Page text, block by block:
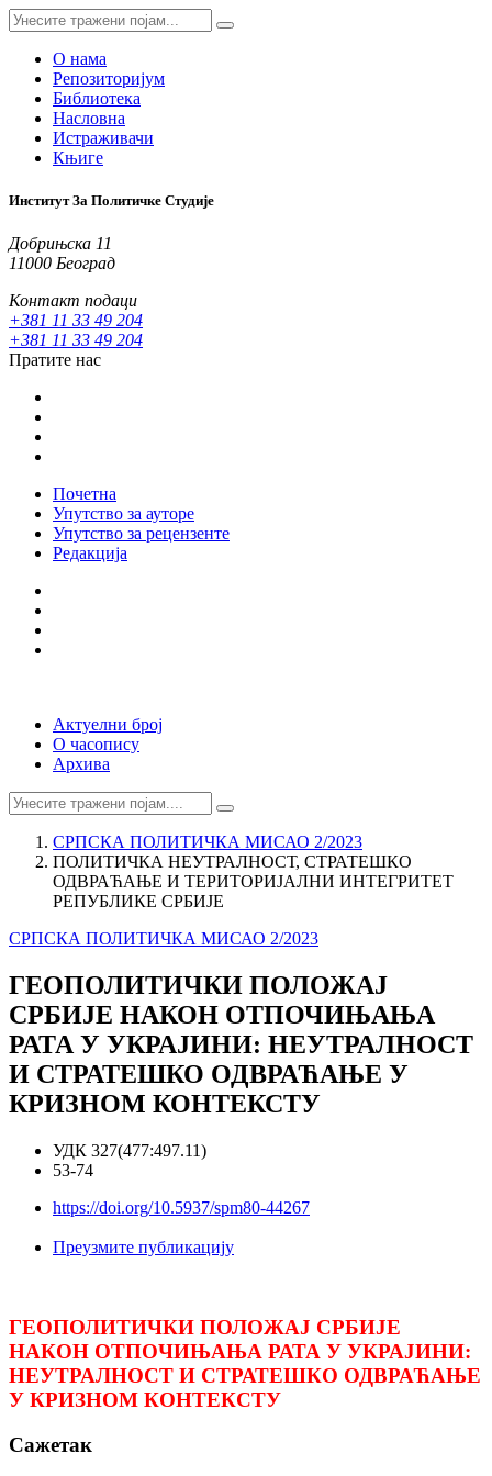
О нама
Репозиторијум
Библиотека
Насловна
Истраживачи
Књиге
Институт За Политичке Студије
Добрињска 11
11000 Београд
Контакт подаци
+381 11 33 49 204
+381 11 33 49 204
Пратите нас
Почетна
Упутство за ауторе
Упутство за рецензенте
Редакција
Актуелни број
О часопису
Архива
СРПСКА ПОЛИТИЧКА МИСАО 2/2023
ПОЛИТИЧКА НЕУТРАЛНОСТ, СТРАТЕШКО
ОДВРАЋАЊЕ И ТЕРИТОРИЈАЛНИ ИНТЕГРИТЕТ
РЕПУБЛИКЕ СРБИЈЕ
СРПСКА ПОЛИТИЧКА МИСАО 2/2023
ГЕОПОЛИТИЧКИ ПОЛОЖАЈ
СРБИЈЕ НАКОН ОТПОЧИЊАЊА
РАТА У УКРАЈИНИ: НЕУТРАЛНОСТ
И СТРАТЕШКО ОДВРАЋАЊЕ У
КРИЗНОМ КОНТЕКСТУ
УДК 327(477:497.11)
53-74
https://doi.org/10.5937/spm80-44267
Преузмите публикацију
ГЕОПОЛИТИЧКИ ПОЛОЖАЈ СРБИЈЕ
НАКОН ОТПОЧИЊАЊА РАТА У УКРАЈИНИ:
НЕУТРАЛНОСТ И СТРАТЕШКО ОДВРАЋАЊЕ
У КРИЗНОМ КОНТЕКСТУ
Сажетак